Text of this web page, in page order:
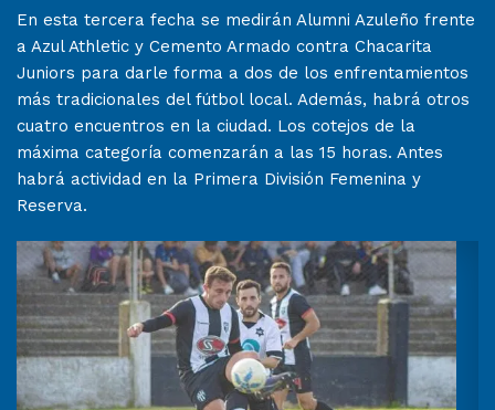
En esta tercera fecha se medirán Alumni Azuleño frente
a Azul Athletic y Cemento Armado contra Chacarita
Juniors para darle forma a dos de los enfrentamientos
más tradicionales del fútbol local. Además, habrá otros
cuatro encuentros en la ciudad. Los cotejos de la
máxima categoría comenzarán a las 15 horas. Antes
habrá actividad en la Primera División Femenina y
Reserva.